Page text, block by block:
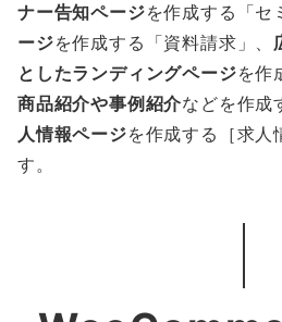
ナー告知ページを作成する「セ
ージを作成する「資料請求」、
としたランディングページを作
商品紹介や事例紹介などを作成
人情報ページを作成する［求人
す。